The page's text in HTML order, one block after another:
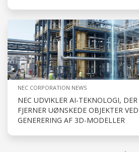
NEC CORPORATION NEWS
NEC UDVIKLER AI-TEKNOLOGI,
FJERNER UØNSKEDE OBJEKTER
GENERERING AF 3D-MODELLER